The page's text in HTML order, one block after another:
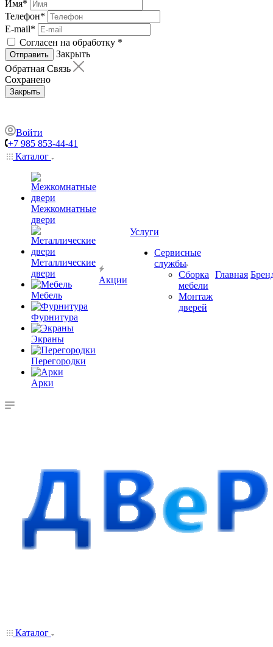
Имя*
Телефон*
E-mail*
Согласен на обработку *
Отправить
Закрыть
Обратная Связь
Сохранено
Закрыть
Войти
+7 985 853-44-41
Каталог
Межкомнатные
двери
Металлические
двери
Мебель
Фурнитура
Экраны
Перегородки
Арки
Акции
Услуги
Сервисные
службы
Сборка
мебели
Монтаж
дверей
Главная
Каталог